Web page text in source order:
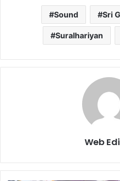
Sound Sri
Suralhariyan
Web